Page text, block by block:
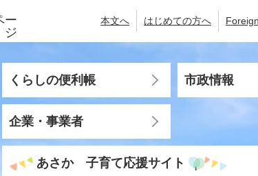
ー
ジ
本文へ はじめての方へ
くらしの便利帳 市政情報
企業・事業者
あさか 子育て応援サイト